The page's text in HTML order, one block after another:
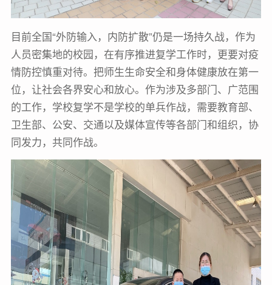
目前全国“外防输入，内防扩散”仍是一场持久战，作为
人员密集地的校园，在有序推进复学工作时，更要对疫
情防控慎重对待。把师生生命安全和身体健康放在第一
位，让社会各界安心和放心。作为涉及多部门、广范围
的工作，学校复学不是学校的单兵作战，需要教育部、
卫生部、公安、交通以及媒体宣传等各部门和组织，协
同发力，共同作战。